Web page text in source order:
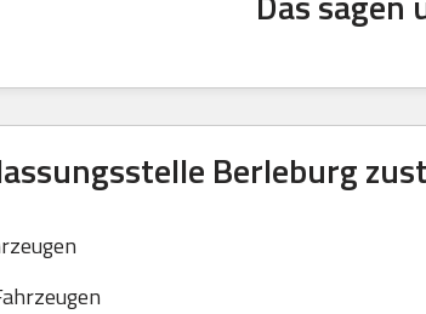
Berleburg